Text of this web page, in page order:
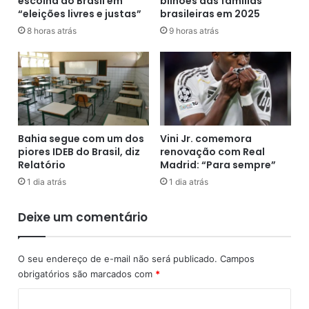
e
r
o
r
t
a
d
a
p
r
i
e
h
o
e
d
t
a
n
q
u
h
o
r
n
d
e
“eleições livres e justas”
8 horas atrás
brasileiras em 2025
9 horas atrás
Bahia segue com um dos
piores IDEB do Brasil, diz
Relatório
1 dia atrás
Vini Jr. comemora
renovação com Real
Madrid: “Para sempre”
1 dia atrás
Deixe um comentário
O seu endereço de e-mail não será publicado. Campos
obrigatórios são marcados com *